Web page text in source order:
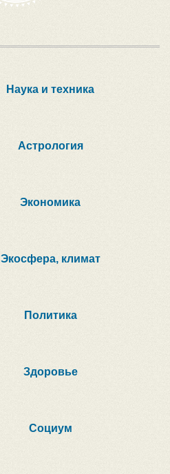
Наука и техника
Астрология
Экономика
Экосфера, климат
Политика
Здоровье
Социум